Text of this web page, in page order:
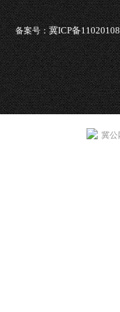
备案号：冀ICP备
冀公